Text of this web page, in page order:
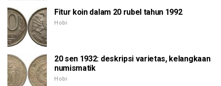
Fitur koin dalam 20 rubel tahun 1992
Hobi
20 sen 1932: deskripsi varietas, kelangkaan
numismatik
Hobi